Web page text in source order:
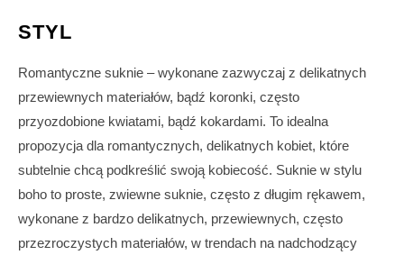
STYL
Romantyczne suknie – wykonane zazwyczaj z delikatnych
przewiewnych materiałów, bądź koronki, często
przyozdobione kwiatami, bądź kokardami. To idealna
propozycja dla romantycznych, delikatnych kobiet, które
subtelnie chcą podkreślić swoją kobiecość. Suknie w stylu
boho to proste, zwiewne suknie, często z długim rękawem,
wykonane z bardzo delikatnych, przewiewnych, często
przezroczystych materiałów, w trendach na nadchodzący